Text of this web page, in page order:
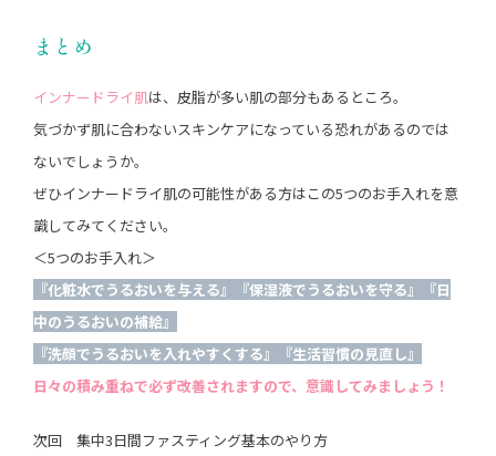
まとめ
インナードライ肌は、皮脂が多い肌の部分もあるところ。
気づかず肌に合わないスキンケアになっている恐れがあるのでは
ないでしょうか。
ぜひインナードライ肌の可能性がある方はこの5つのお手入れを意
識してみてください。
＜5つのお手入れ＞
『化粧水でうるおいを与える』『保湿液でうるおいを守る』『日
中のうるおいの補給』
『洗顔でうるおいを入れやすくする』『生活習慣の見直し』
日々の積み重ねで必ず改善されますので、意識してみましょう！
次回 集中3日間ファスティング基本のやり方